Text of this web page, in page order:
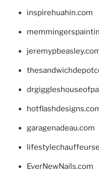
inspirehuahin.com
garagenadeau.com
EverNewNails.com